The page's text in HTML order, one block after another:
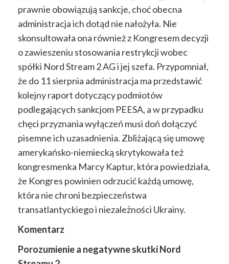
prawnie obowiązują sankcje, choć obecna
administracja ich dotąd nie nałożyła. Nie
skonsultowała ona również z Kongresem decyzji
o zawieszeniu stosowania restrykcji wobec
spółki Nord Stream 2 AG i jej szefa. Przypomniał,
że do 11 sierpnia administracja ma przedstawić
kolejny raport dotyczący podmiotów
podlegających sankcjom PEESA, a w przypadku
chęci przyznania wyłączeń musi doń dołączyć
pisemne ich uzasadnienia. Zbliżającą się umowę
amerykańsko-niemiecką skrytykowała też
kongresmenka Marcy Kaptur, która powiedziała,
że Kongres powinien odrzucić każdą umowę,
która nie chroni bezpieczeństwa
transatlantyckiego i niezależności Ukrainy.
Komentarz
Porozumienie a negatywne skutki Nord